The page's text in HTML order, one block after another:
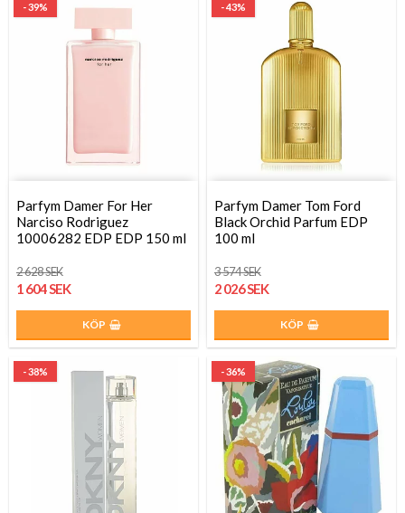
- 39%
Parfym Damer For Her
Narciso Rodriguez
10006282 EDP EDP 150 ml
2 628 SEK
1 604 SEK
KÖP
- 43%
Parfym Damer Tom Ford
Black Orchid Parfum EDP
100 ml
3 574 SEK
2 026 SEK
KÖP
- 38% - 36%